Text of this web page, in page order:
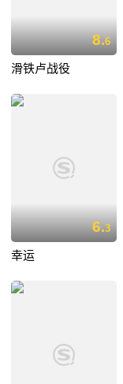
8.6
滑铁卢战役
6.3
幸运